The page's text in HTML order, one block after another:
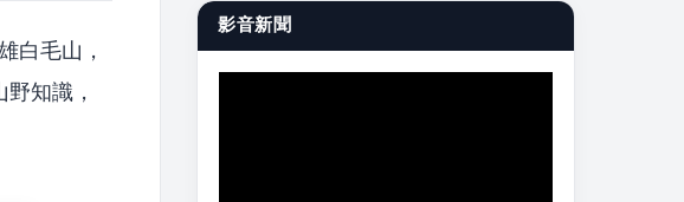
白毛山，
知識，
影音新聞